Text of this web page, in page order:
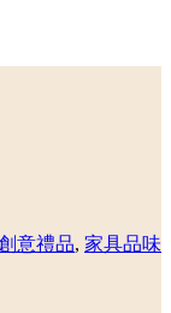
意禮品, 家具品味